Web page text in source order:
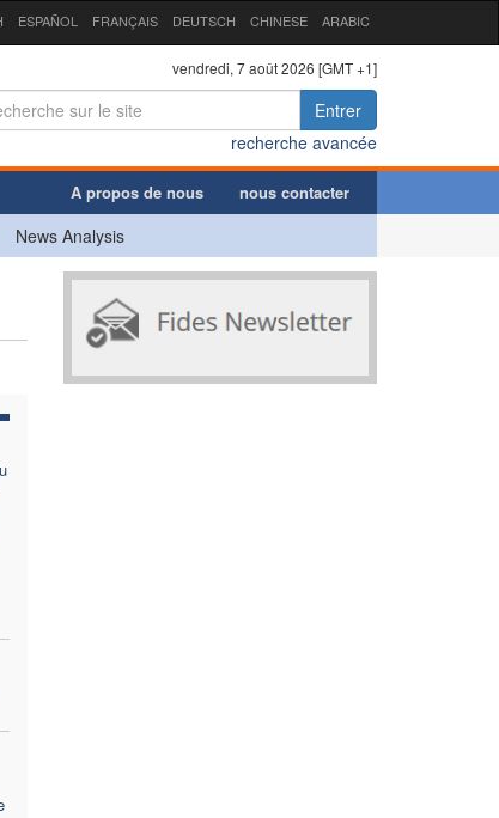
ESPAÑOL FRANÇAIS DEUTSCH CHINESE ARABIC
vendredi, 7 août 2026 [GMT +1]
Entrer
recherche avancée
A propos de nous nous contacter
News Analysis